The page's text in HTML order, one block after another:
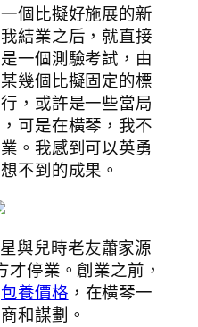
個比擬好施展的新
結業之后，就直接
一個測驗考試，由
幾個比擬固定的標
，或許是一些當局
可是在橫琴，我不
。我感到可以英勇
不到的成果。
與兒時老友蕭家源
停業。創業之前，
包養價格 ，在橫琴一
和謀劃。